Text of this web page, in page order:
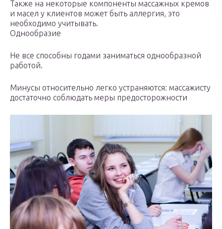
Также на некоторые компоненты массажных кремов
и масел у клиентов может быть аллергия, это
необходимо учитывать.
Однообразие
Не все способны годами заниматься однообразной
работой.
Минусы относительно легко устраняются: массажисту
достаточно соблюдать меры предосторожности